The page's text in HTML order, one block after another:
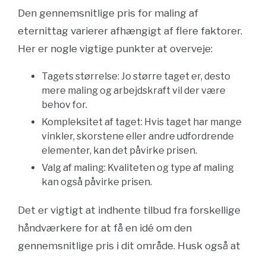
Den gennemsnitlige pris for maling af
eternittag varierer afhængigt af flere faktorer.
Her er nogle vigtige punkter at overveje:
Tagets størrelse: Jo større taget er, desto
mere maling og arbejdskraft vil der være
behov for.
Kompleksitet af taget: Hvis taget har mange
vinkler, skorstene eller andre udfordrende
elementer, kan det påvirke prisen.
Valg af maling: Kvaliteten og type af maling
kan også påvirke prisen.
Det er vigtigt at indhente tilbud fra forskellige
håndværkere for at få en idé om den
gennemsnitlige pris i dit område. Husk også at